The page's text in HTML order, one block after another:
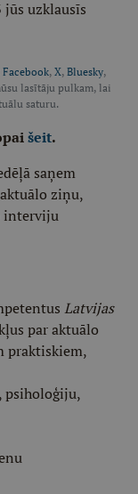
uzklausīs
Facebook, X, Bluesky,
lasītāju pulkam, lai
saturu.
šeit.
saņem
ziņu,
interviju
Latvijas
par aktuālo
praktiskiem,
psiholoģiju,